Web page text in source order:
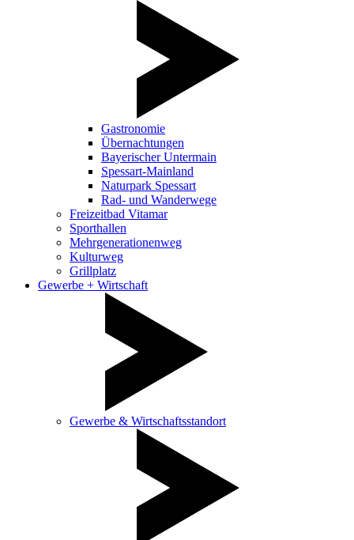
Gastronomie
Übernachtungen
Bayerischer Untermain
Spessart-Mainland
Naturpark Spessart
Rad- und Wanderwege
Freizeitbad Vitamar
Sporthallen
Mehrgenerationenweg
Kulturweg
Grillplatz
Gewerbe + Wirtschaft
Gewerbe & Wirtschaftsstandort